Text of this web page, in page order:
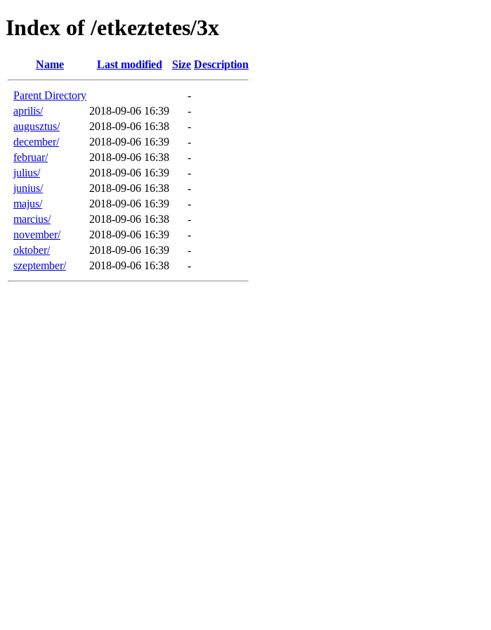
Index of /etkeztetes/3x
Name Last modified Size Description
Parent Directory
-
aprilis/
2018-09-06 16:39
-
augusztus/
2018-09-06 16:38
-
december/
2018-09-06 16:39
-
februar/
2018-09-06 16:38
-
julius/
2018-09-06 16:39
-
junius/
2018-09-06 16:38
-
majus/
2018-09-06 16:39
-
marcius/
2018-09-06 16:38
-
november/
2018-09-06 16:39
-
oktober/
2018-09-06 16:39
-
szeptember/
2018-09-06 16:38 -